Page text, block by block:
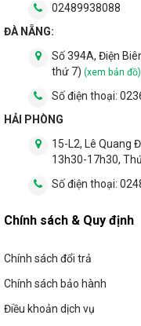
02489938088
ĐÀ NẴNG:
Số 394A, Điện
thứ 7) (xem bản đồ)
Số điện thoại:
HẢI PHÒNG
15-L2, Lê Quang
13h30-17h30,
Số điện thoại:
Chính sách & Quy định
Chính sách đổi trả
Chính sách bảo hành
Điều khoản dịch vụ